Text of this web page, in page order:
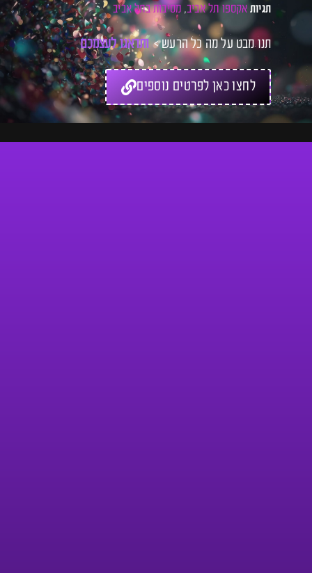
תגיות אקספו תל אביב, מסיבות בתל אביב
תנו מבט על מה כל הרעש > ותדאגו לעצמכם לכר
לחצו כאן לפרטים נוספים